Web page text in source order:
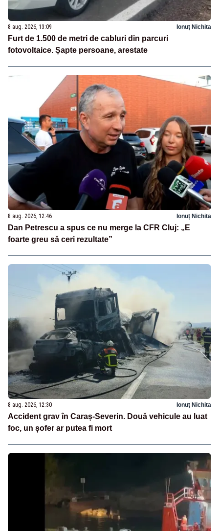
8 aug. 2026, 13:09 Ionuț Nichita
Furt de 1.500 de metri de cabluri din parcuri
fotovoltaice. Șapte persoane, arestate
8 aug. 2026, 12:46 Ionuț Nichita
Dan Petrescu a spus ce nu merge la CFR Cluj: „E
foarte greu să ceri rezultate”
8 aug. 2026, 12:30 Ionuț Nichita
Accident grav în Caraș-Severin. Două vehicule au luat
foc, un șofer ar putea fi mort